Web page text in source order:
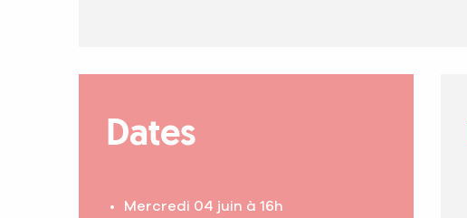
Dates
Mercredi 04 juin à 16h